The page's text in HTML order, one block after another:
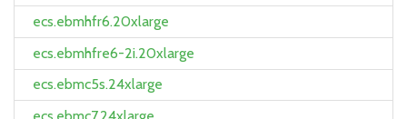
ecs.ebmhfr6.20xlarge
ecs.ebmhfre6-2i.20xlarge
ecs.ebmc5s.24xlarge